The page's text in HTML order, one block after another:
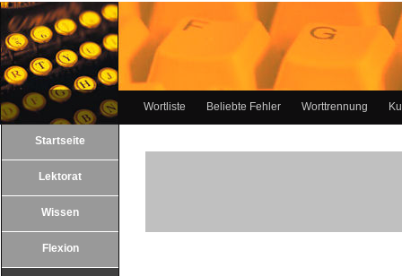
Wortliste Beliebte Fehler Worttrennung
Startseite
Lektorat
Wissen
Flexion